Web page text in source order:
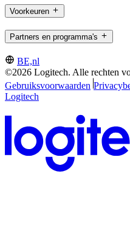
Voorkeuren
Partners en programma's
BE,nl
©2026 Logitech. Alle rechten
Gebruiksvoorwaarden
Logitech